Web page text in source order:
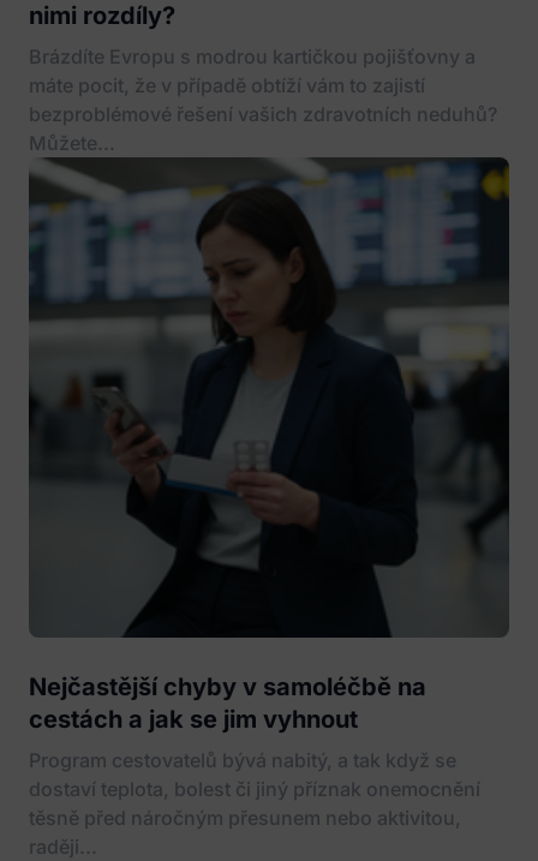
nimi rozdíly?
Brázdíte Evropu s modrou kartičkou pojišťovny a
máte pocit, že v případě obtíží vám to zajistí
bezproblémové řešení vašich zdravotních neduhů?
Můžete...
Nejčastější chyby v samoléčbě na
cestách a jak se jim vyhnout
Program cestovatelů bývá nabitý, a tak když se
dostaví teplota, bolest či jiný příznak onemocnění
těsně před náročným přesunem nebo aktivitou,
raději...